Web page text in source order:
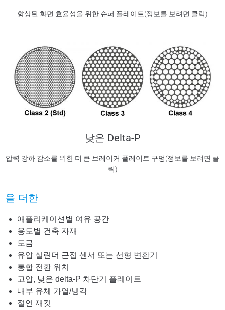
향상된 화면 효율성을 위한 슈퍼 플레이트(정보를 보려면 클릭)
낮은 Delta-P
압력 강하 감소를 위한 더 큰 브레이커 플레이트 구멍(정보를 보려면 클
릭)
을 더한
애플리케이션별 여유 공간
용도별 건축 자재
도금
유압 실린더 근접 센서 또는 선형 변환기
통합 전환 위치
고압, 낮은 delta-P 차단기 플레이트
내부 유체 가열/냉각
절연 재킷